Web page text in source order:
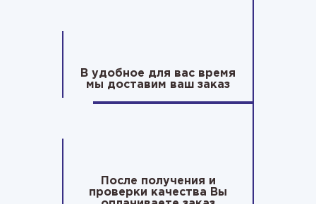
В удобное для вас время
мы доставим ваш заказ
После получения и
проверки качества Вы